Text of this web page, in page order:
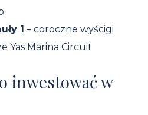
1 – coroczne wyścigi
Yas Marina Circuit
inwestować w